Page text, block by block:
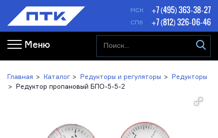
МСК +7 (495) 363-38-27
СПб +7 (812) 326-06-46
Меню
Главная Каталог Редукторы и регуляторы
Редукторы
Редуктор пропановый БПО-5-5-2